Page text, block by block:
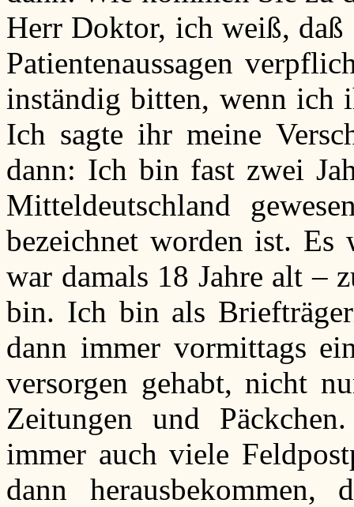
Herr Doktor, ich weiß, daß
Patientenaussagen
inständig bitten, wenn ich
Ich sagte ihr meine
dann: Ich bin fast zwei
Mitteldeutschland
bezeichnet worden ist.
war damals 18 Jahre alt –
bin. Ich bin als
dann immer vormittags
versorgen gehabt, nicht
Zeitungen und
immer auch viele
dann